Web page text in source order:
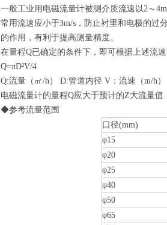
一般工业用电磁流量计被测介质流速以2～
常用流速应小于3m/s，防止衬里和电极的过
的作用，有利于提高测量精度。
在量程Q已确定的条件下，即可根据上述流
Q=πD²V/4
Q:流量（㎡/h） D:管道内径 V：流速（m/h）
电磁流量计的量程Q应大于预计的Z大流量值
◆参考流量范围
口径(mm)
φ15
φ20
φ25
φ40
φ50
φ65